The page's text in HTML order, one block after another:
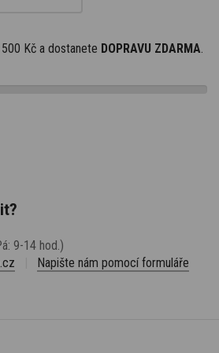
Kč a dostanete DOPRAVU ZDARMA
9-14 hod.)
Napište nám pomocí formuláře